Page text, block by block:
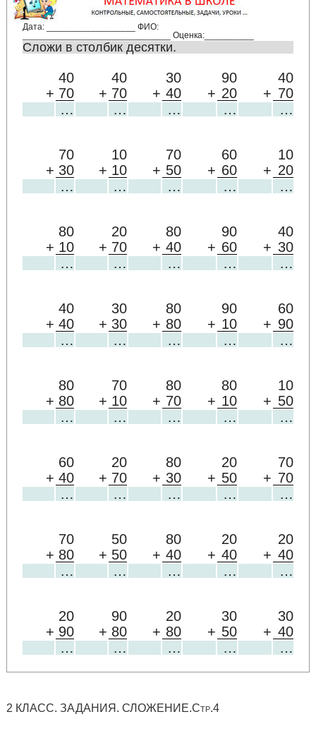
Дата: __________________ ФИО:
______________________________ Оценка:__________
Сложи в столбик десятки.
40 40 30 90
40
+ 70 + 70 + 40 + 20 + 70
…
… … … …
70 10 70 60
10
+ 30 + 10 + 50 + 60 + 20
…
… … … …
80 20 80 90
40
+ 10 + 70 + 40 + 60 + 30
…
… … … …
40 30 80 90
60
+ 40 + 30 + 80 + 10 + 90
…
… … … …
80 70 80 80
10
+ 80 + 10 + 70 + 10 + 50
…
… … … …
60 20 80 20
70
+ 40 + 70 + 30 + 50 + 70
…
… … … …
70 50 80 20
20
+ 80 + 50 + 40 + 40 + 40
…
… … … …
20 90 20 30
30
+ 90 + 80 + 80 + 50 + 40
…
… … … …
2 КЛАСС. ЗАДАНИЯ. СЛОЖЕНИЕ.Стр.4